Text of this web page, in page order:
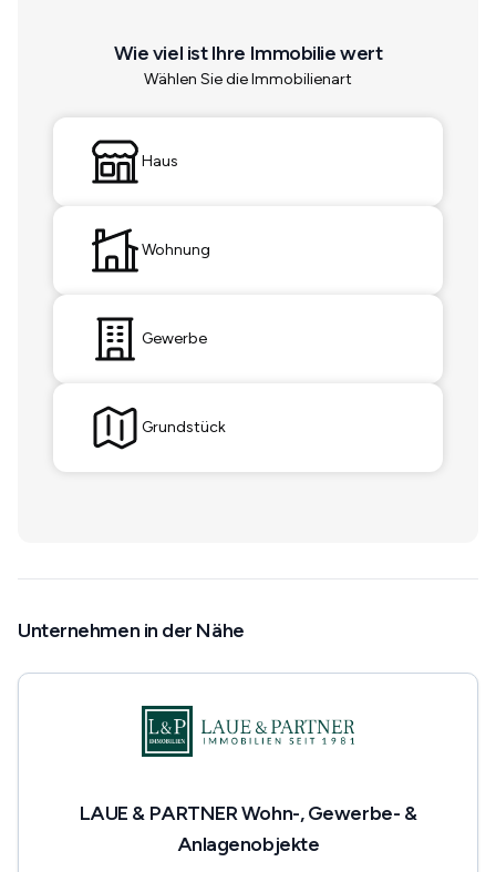
Wie viel ist Ihre Immobilie wert
Wählen Sie die Immobilienart
Haus
Wohnung
Gewerbe
Grundstück
Unternehmen in der Nähe
LAUE & PARTNER Wohn-, Gewerbe- &
Anlagenobjekte